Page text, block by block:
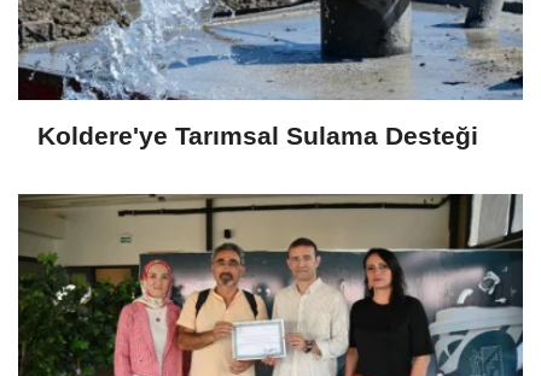
Koldere'ye Tarımsal Sulama Desteği